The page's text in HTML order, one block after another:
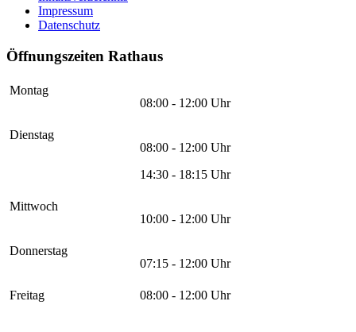
Impressum
Datenschutz
Öffnungszeiten Rathaus
Montag
08:00 - 12:00 Uhr
Dienstag
08:00 - 12:00 Uhr
14:30 - 18:15 Uhr
Mittwoch
10:00 - 12:00 Uhr
Donnerstag
07:15 - 12:00 Uhr
Freitag 08:00 - 12:00 Uhr